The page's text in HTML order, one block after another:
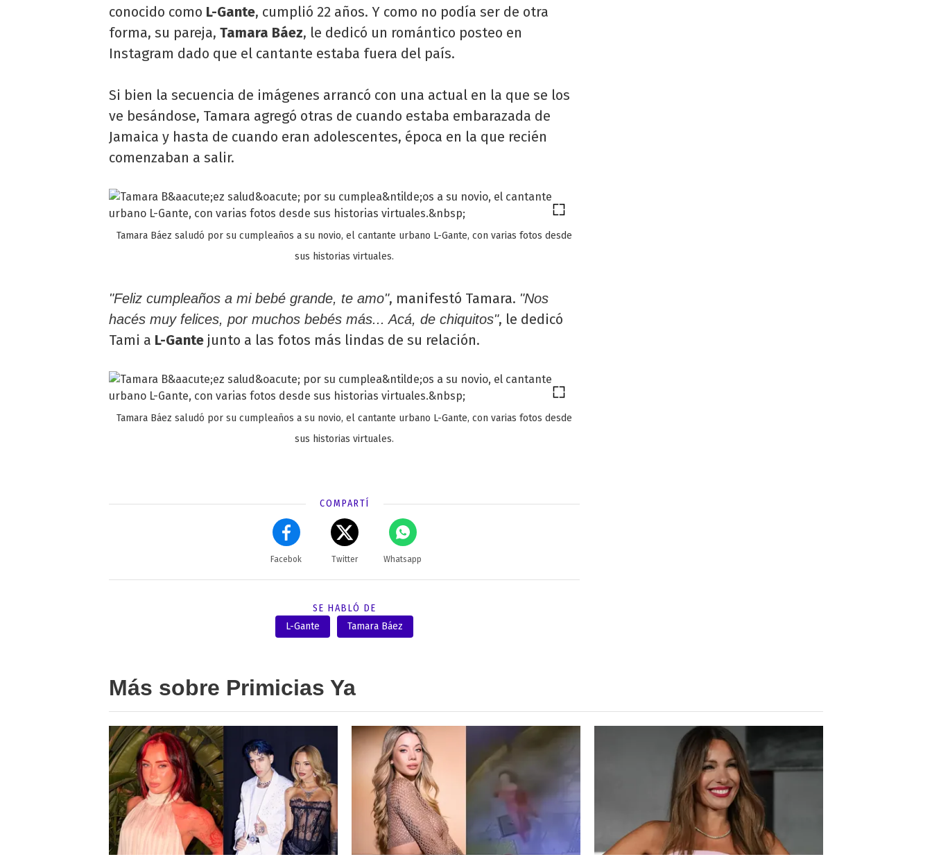
conocido como L-Gante, cumplió 22 años. Y como no podía ser de otra
forma, su pareja, Tamara Báez, le dedicó un romántico posteo en
Instagram dado que el cantante estaba fuera del país.
Si bien la secuencia de imágenes arrancó con una actual en la que se los
ve besándose, Tamara agregó otras de cuando estaba embarazada de
Jamaica y hasta de cuando eran adolescentes, época en la que recién
comenzaban a salir.
Tamara Báez saludó por su cumpleaños a su novio, el cantante urbano L-Gante, con varias fotos desde
sus historias virtuales.
"Feliz cumpleaños a mi bebé grande, te amo", manifestó Tamara. "Nos
hacés muy felices, por muchos bebés más... Acá, de chiquitos", le dedicó
Tami a L-Gante junto a las fotos más lindas de su relación.
Tamara Báez saludó por su cumpleaños a su novio, el cantante urbano L-Gante, con varias fotos desde
sus historias virtuales.
COMPARTÍ
Facebok Twitter Whatsapp
SE HABLÓ DE
L-Gante
Tamara Báez
Más sobre Primicias Ya